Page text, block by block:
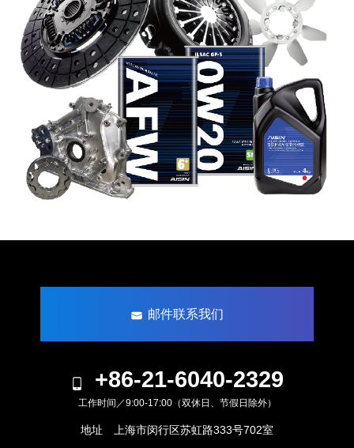
邮件联系我们
+86-21-6040-2329
工作时间／9:00-17:00（双休日、节假日除外）
地址 上海市闵行区苏虹路333号702室